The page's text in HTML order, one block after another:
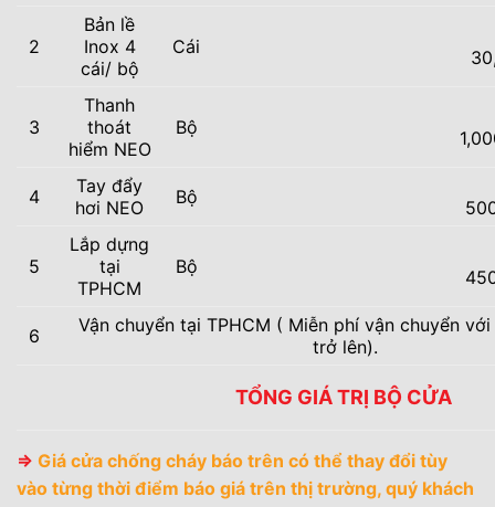
2
Bản lề
Inox 4
cái/ bộ
Cái
3
Thanh
thoát
hiểm NEO
Bộ
4
Tay đẩy
hơi NEO
Bộ
5
Lắp dựng
tại
TPHCM
Bộ
6
Vận chuyển tại TPHCM ( Miễn phí vận chuyển
trở lên).
TỔNG GIÁ TRỊ BỘ CỬA
⇒ Giá cửa chống cháy báo trên có thể thay đổi tùy
vào từng thời điểm báo giá trên thị trường, quý khách